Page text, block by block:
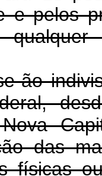
e pelos
ão
das
físicas